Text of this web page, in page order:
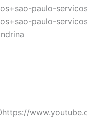
paulo-
paulo-